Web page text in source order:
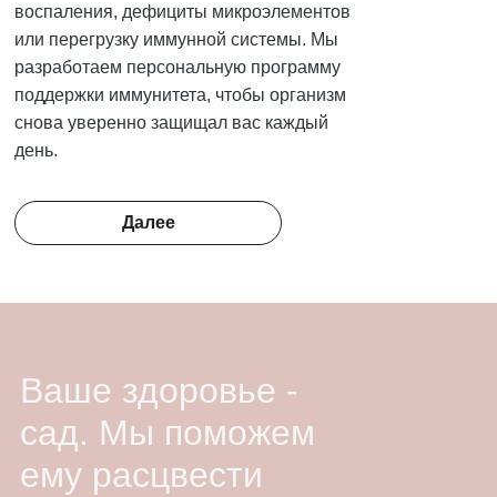
Ваше здоровье -
сад. Мы поможем
ему расцвести
воспаления, дефициты микроэлементов
или перегрузку иммунной системы. Мы
разработаем персональную программу
поддержки иммунитета, чтобы организм
снова уверенно защищал вас каждый
день.
Далее